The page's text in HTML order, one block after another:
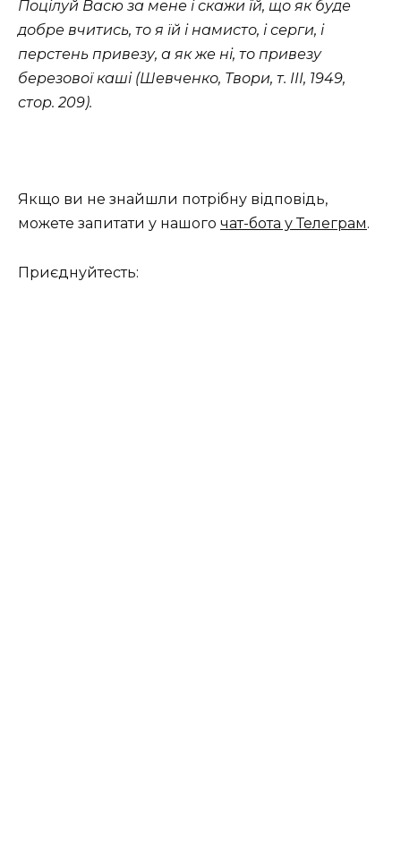
Поцілуй Васю за мене і скажи їй, що як буде
добре вчитись, то я їй і намисто, і серги, і
перстень привезу, а як же ні, то привезу
березової каші (Шевченко, Твори, т. III, 1949,
стор. 209).
Якщо ви не знайшли потрібну відповідь,
можете запитати у нашого чат-бота у Телеграм.
Приєднуйтесть: